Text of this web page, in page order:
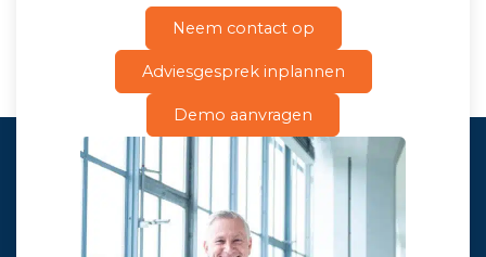
Neem contact op
Adviesgesprek inplannen
Demo aanvragen